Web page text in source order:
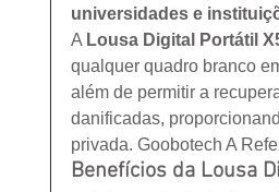
universidades e
A Lousa Digital Portátil
qualquer quadro branco
além de permitir a
danificadas,
privada. Goobotech A
Benefícios da Lousa